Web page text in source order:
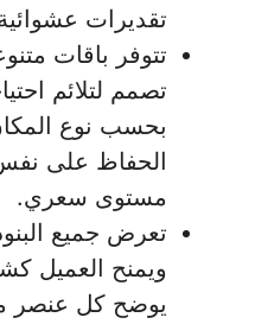
تقديرات
تتوفر باقات
تصمم لتلائم
بحسب نوع
الحفاظ على
مستوى سعري.
تعرض جميع
ويمنح العميل
يوضح كل عنصر